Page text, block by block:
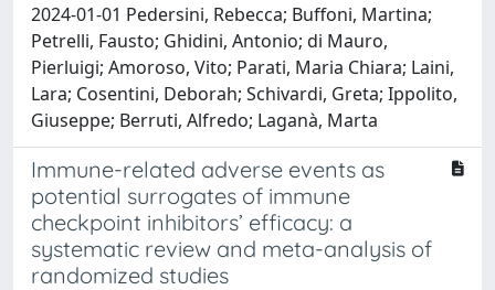
2024-01-01 Pedersini, Rebecca; Buffoni, Martina;
Petrelli, Fausto; Ghidini, Antonio; di Mauro,
Pierluigi; Amoroso, Vito; Parati, Maria Chiara; Laini,
Lara; Cosentini, Deborah; Schivardi, Greta; Ippolito,
Giuseppe; Berruti, Alfredo; Laganà, Marta
Immune-related adverse events as
potential surrogates of immune
checkpoint inhibitors’ efficacy: a
systematic review and meta-analysis of
randomized studies